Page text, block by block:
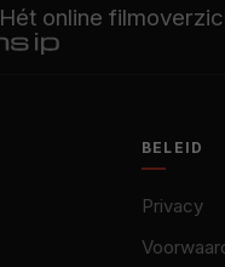
Hét online
BELEID
Privacy